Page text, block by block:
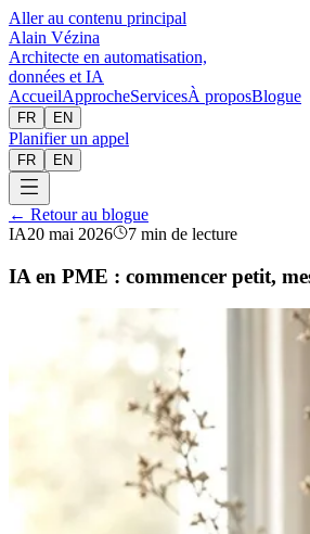
Aller au contenu principal
Alain Vézina
Architecte en automatisation,
données et IA
AccueilApprocheServicesÀ proposBlogue
FR EN
Planifier un appel
FR EN
← Retour au blogue
IA20 mai 2026 7 min de lecture
IA en PME : commencer petit,